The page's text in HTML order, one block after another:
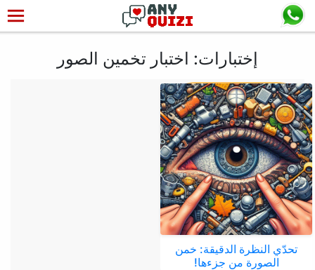
إختبارات: اختبار تخمين الصور
تحدّي النظرة الدقيقة: خمن
الصورة من جزءها!